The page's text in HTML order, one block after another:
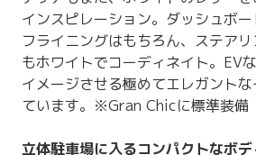
インスピレーション。ダッシュボ
フライニングはもちろん、ステア
もホワイトでコーディネイト。EV
イメージさせる極めてエレガント
ています。※Gran Chicに標準装備
立体駐車場に入るコンパクトなボ